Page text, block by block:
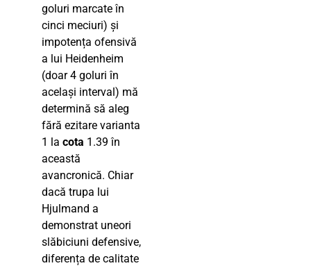
goluri marcate în
cinci meciuri) și
impotența ofensivă
a lui Heidenheim
(doar 4 goluri în
același interval) mă
determină să aleg
fără ezitare varianta
1 la cota 1.39 în
această
avancronică. Chiar
dacă trupa lui
Hjulmand a
demonstrat uneori
slăbiciuni defensive,
diferența de calitate